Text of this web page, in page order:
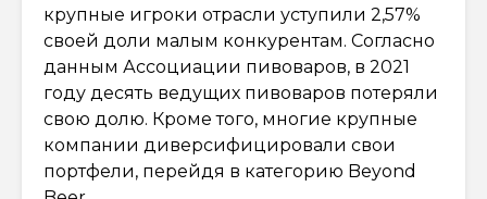
крупные игроки отрасли уступили 2,57%
своей доли малым конкурентам. Согласно
данным Ассоциации пивоваров, в 2021
году десять ведущих пивоваров потеряли
свою долю. Кроме того, многие крупные
компании диверсифицировали свои
портфели, перейдя в категорию Beyond